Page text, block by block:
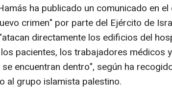
ha publicado un comunicado en el
crimen" por parte del Ejército de
directamente los edificios del
pacientes, los trabajadores médicos
encuentran dentro", según ha
al grupo islamista palestino.